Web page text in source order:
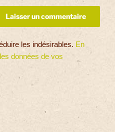
les indésirables. En
données de vos